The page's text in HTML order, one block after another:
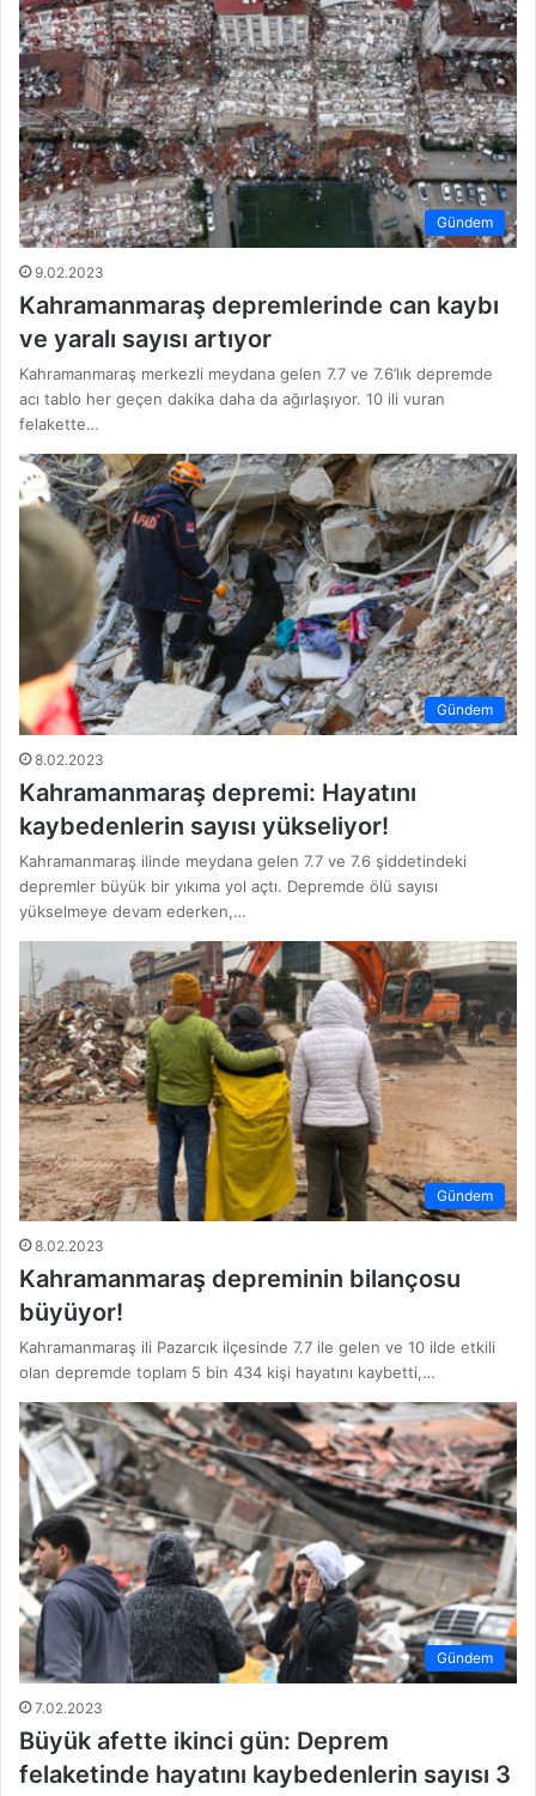
Gündem
9.02.2023
Kahramanmaraş depremlerinde can kaybı
ve yaralı sayısı artıyor
Kahramanmaraş merkezli meydana gelen 7.7 ve 7.6’lık depremde
acı tablo her geçen dakika daha da ağırlaşıyor. 10 ili vuran
felakette…
Gündem
8.02.2023
Kahramanmaraş depremi: Hayatını
kaybedenlerin sayısı yükseliyor!
Kahramanmaraş ilinde meydana gelen 7.7 ve 7.6 şiddetindeki
depremler büyük bir yıkıma yol açtı. Depremde ölü sayısı
yükselmeye devam ederken,…
Gündem
8.02.2023
Kahramanmaraş depreminin bilançosu
büyüyor!
Kahramanmaraş ili Pazarcık ilçesinde 7.7 ile gelen ve 10 ilde etkili
olan depremde toplam 5 bin 434 kişi hayatını kaybetti,…
Gündem
7.02.2023
Büyük afette ikinci gün: Deprem
felaketinde hayatını kaybedenlerin sayısı 3